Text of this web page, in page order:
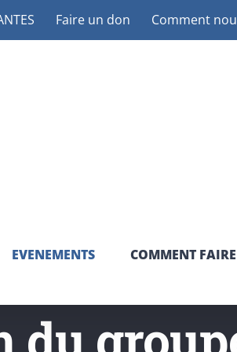
Faire un don Comment
EVENEMENTS COMMENT